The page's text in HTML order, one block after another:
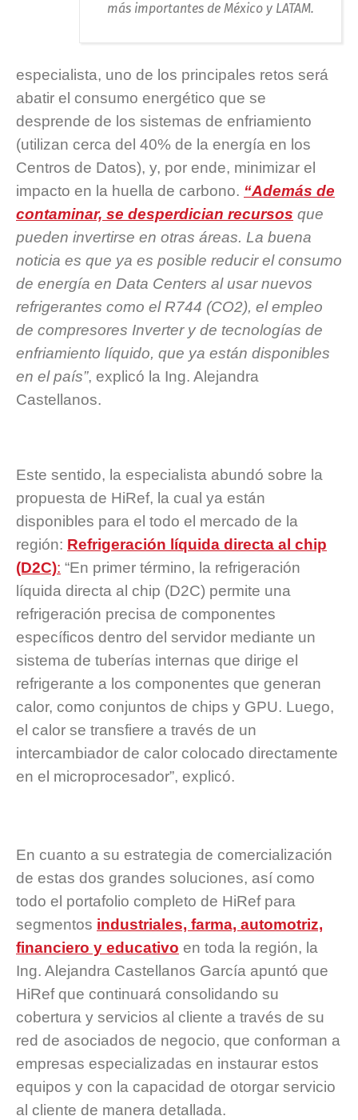
más importantes de México y LATAM.
especialista, uno de los principales retos será
abatir el consumo energético que se
desprende de los sistemas de enfriamiento
(utilizan cerca del 40% de la energía en los
Centros de Datos), y, por ende, minimizar el
impacto en la huella de carbono. “Además de
contaminar, se desperdician recursos que
pueden invertirse en otras áreas. La buena
noticia es que ya es posible reducir el consumo
de energía en Data Centers al usar nuevos
refrigerantes como el R744 (CO2), el empleo
de compresores Inverter y de tecnologías de
enfriamiento líquido, que ya están disponibles
en el país”, explicó la Ing. Alejandra
Castellanos.
Este sentido, la especialista abundó sobre la
propuesta de HiRef, la cual ya están
disponibles para el todo el mercado de la
región: Refrigeración líquida directa al chip
(D2C): “En primer término, la refrigeración
líquida directa al chip (D2C) permite una
refrigeración precisa de componentes
específicos dentro del servidor mediante un
sistema de tuberías internas que dirige el
refrigerante a los componentes que generan
calor, como conjuntos de chips y GPU. Luego,
el calor se transfiere a través de un
intercambiador de calor colocado directamente
en el microprocesador”, explicó.
En cuanto a su estrategia de comercialización
de estas dos grandes soluciones, así como
todo el portafolio completo de HiRef para
segmentos industriales, farma, automotriz,
financiero y educativo en toda la región, la
Ing. Alejandra Castellanos García apuntó que
HiRef que continuará consolidando su
cobertura y servicios al cliente a través de su
red de asociados de negocio, que conforman a
empresas especializadas en instaurar estos
equipos y con la capacidad de otorgar servicio
al cliente de manera detallada.